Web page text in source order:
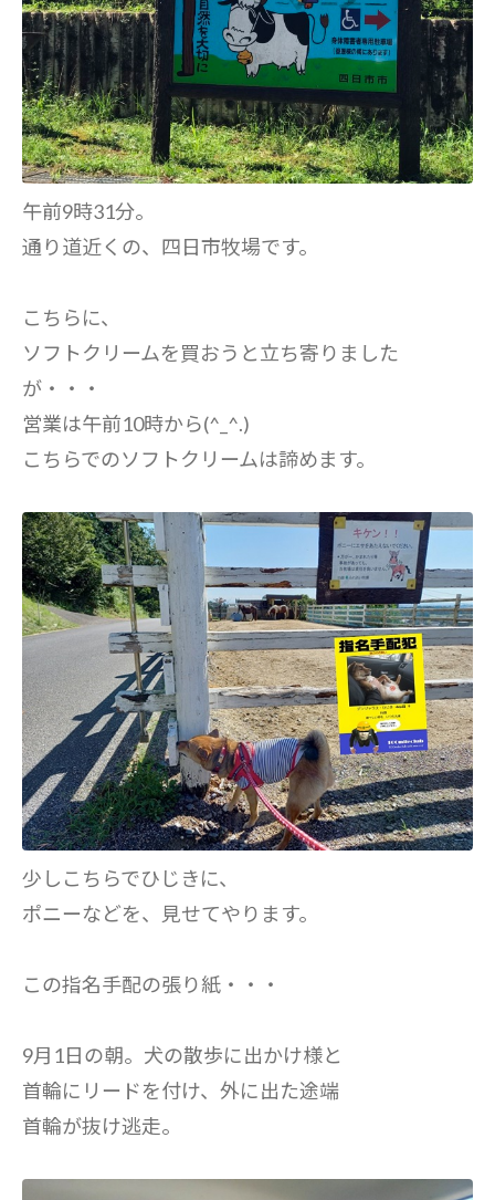
午前9時31分。
通り道近くの、四日市牧場です。
こちらに、
ソフトクリームを買おうと立ち寄りました
が・・・
営業は午前10時から(^_^.)
こちらでのソフトクリームは諦めます。
少しこちらでひじきに、
ポニーなどを、見せてやります。
この指名手配の張り紙・・・
9月1日の朝。犬の散歩に出かけ様と
首輪にリードを付け、外に出た途端
首輪が抜け逃走。